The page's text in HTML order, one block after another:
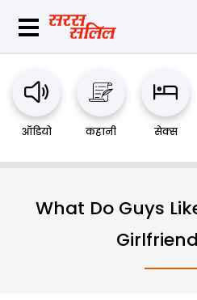
ऑडियो कहानी सेक्स
What Do Guys